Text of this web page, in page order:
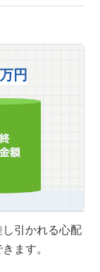
円
引かれる心配
ます。